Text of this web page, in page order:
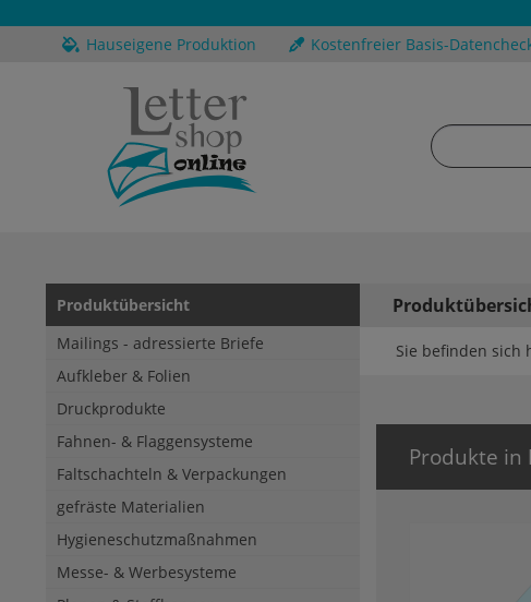
Hauseigene Produktion Kostenfreier Basis-
Produktübersicht
Mailings - adressierte Briefe
Aufkleber & Folien
Druckprodukte
Fahnen- & Flaggensysteme
Faltschachteln & Verpackungen
gefräste Materialien
Hygieneschutzmaßnahmen
Messe- & Werbesysteme
Sie befinden sich
Produkte in